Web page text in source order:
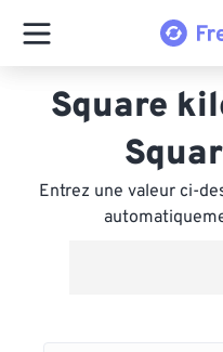
Square
Entrez une valeur ci-